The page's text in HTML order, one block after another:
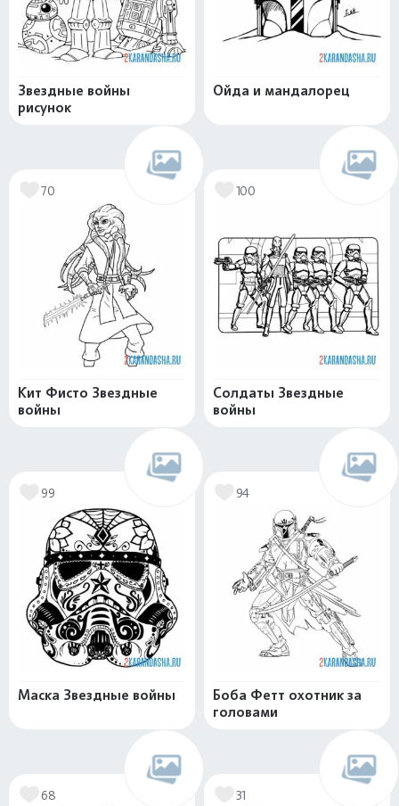
Звездные войны
рисунок
Ойда и мандалорец
70
Кит Фисто Звездные
войны
100
Солдаты Звездные
войны
99
Маска Звездные войны
94
Боба Фетт охотник за
головами
68 31